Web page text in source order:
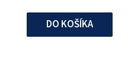
DO KOŠÍKA